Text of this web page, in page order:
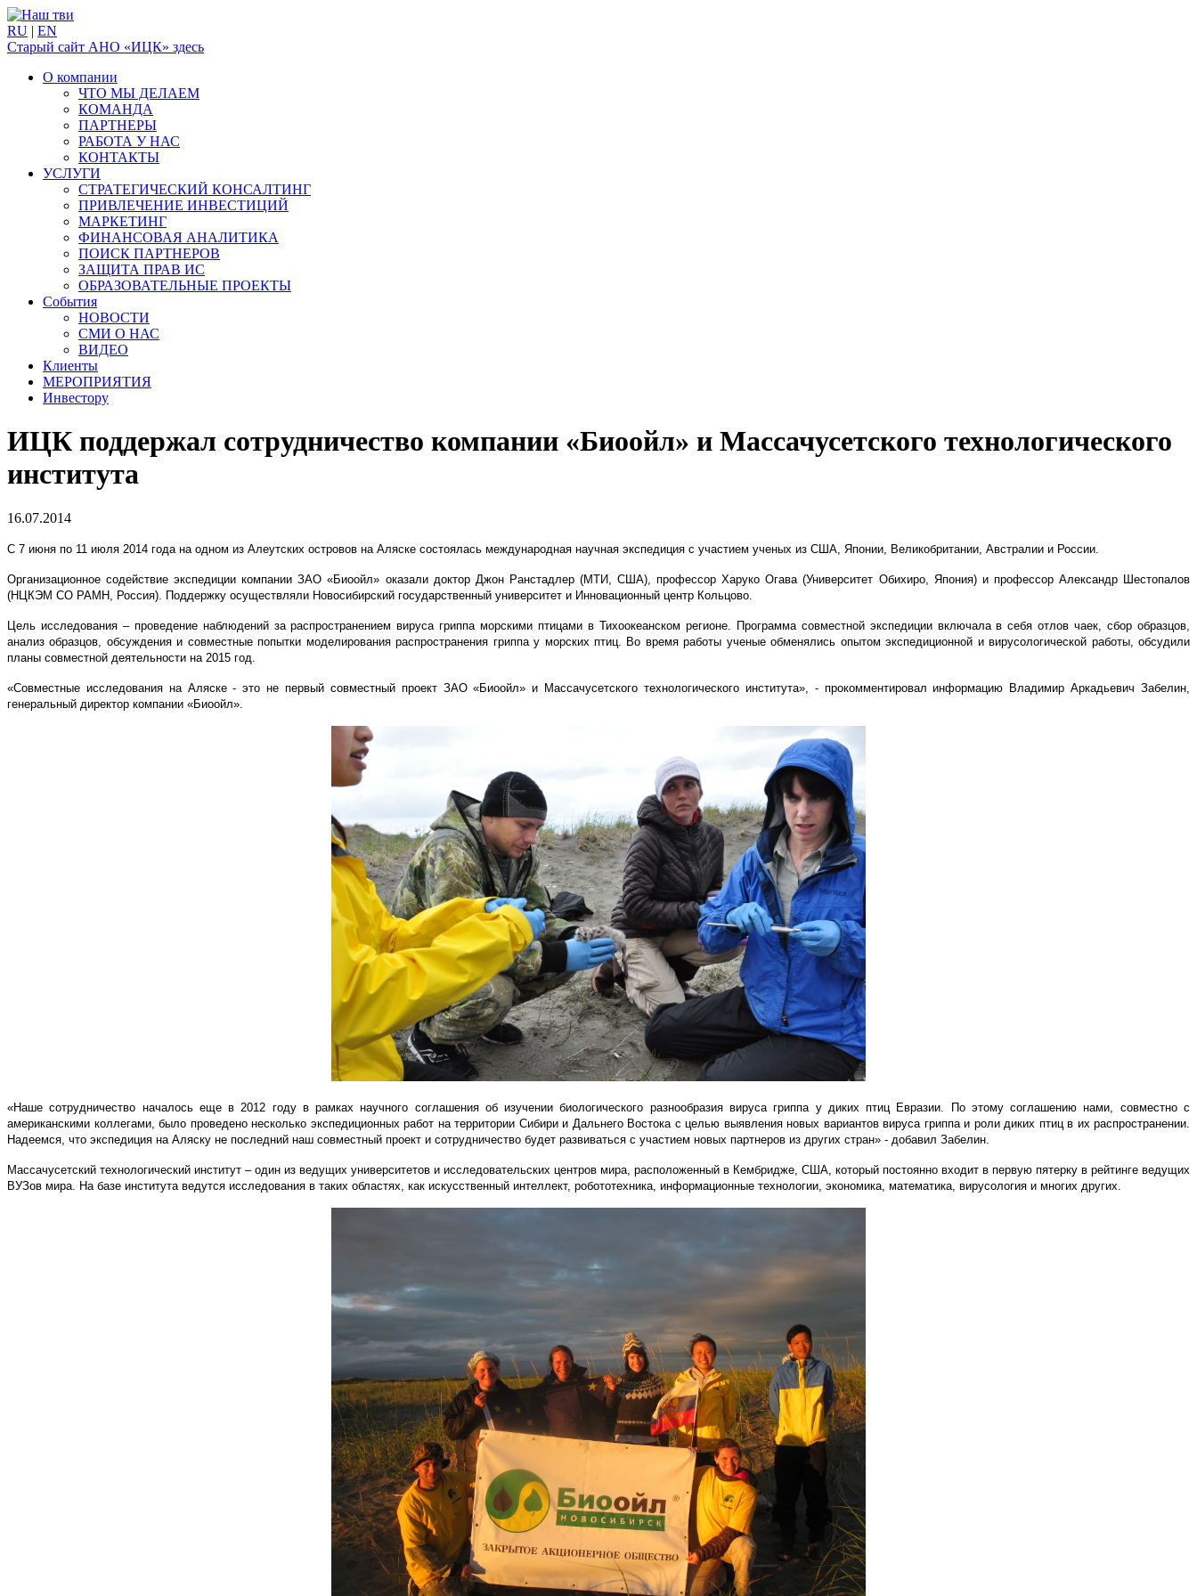
RU | EN
Старый сайт АНО «ИЦК» здесь
О компании
ЧТО МЫ ДЕЛАЕМ
КОМАНДА
ПАРТНЕРЫ
РАБОТА У НАС
КОНТАКТЫ
УСЛУГИ
СТРАТЕГИЧЕСКИЙ КОНСАЛТИНГ
ПРИВЛЕЧЕНИЕ ИНВЕСТИЦИЙ
МАРКЕТИНГ
ФИНАНСОВАЯ АНАЛИТИКА
ПОИСК ПАРТНЕРОВ
ЗАЩИТА ПРАВ ИС
ОБРАЗОВАТЕЛЬНЫЕ ПРОЕКТЫ
События
НОВОСТИ
СМИ О НАС
ВИДЕО
Клиенты
МЕРОПРИЯТИЯ
Инвестору
ИЦК поддержал сотрудничество компании «Биоойл» и Массачусетского технологического
института
16.07.2014
С 7 июня по 11 июля 2014 года на одном из Алеутских островов на Аляске состоялась международная научная экспедиция с участием ученых из США, Японии, Великобритании, Австралии и России.
Организационное содействие экспедиции компании ЗАО «Биоойл» оказали доктор Джон Ранстадлер (МТИ, США), профессор Харуко Огава (Университет Обихиро, Япония) и профессор Александр Шестопалов
(НЦКЭМ СО РАМН, Россия). Поддержку осуществляли Новосибирский государственный университет и Инновационный центр Кольцово.
Цель исследования – проведение наблюдений за распространением вируса гриппа морскими птицами в Тихоокеанском регионе. Программа совместной экспедиции включала в себя отлов чаек, сбор образцов,
анализ образцов, обсуждения и совместные попытки моделирования распространения гриппа у морских птиц. Во время работы ученые обменялись опытом экспедиционной и вирусологической работы, обсудили
планы совместной деятельности на 2015 год.
«Совместные исследования на Аляске - это не первый совместный проект ЗАО «Биоойл» и Массачусетского технологического института», - прокомментировал информацию Владимир Аркадьевич Забелин,
генеральный директор компании «Биоойл».
«Наше сотрудничество началось еще в 2012 году в рамках научного соглашения об изучении биологического разнообразия вируса гриппа у диких птиц Евразии. По этому соглашению нами, совместно с
американскими коллегами, было проведено несколько экспедиционных работ на территории Сибири и Дальнего Востока с целью выявления новых вариантов вируса гриппа и роли диких птиц в их распространении.
Надеемся, что экспедиция на Аляску не последний наш совместный проект и сотрудничество будет развиваться с участием новых партнеров из других стран» - добавил Забелин.
Массачусетский технологический институт – один из ведущих университетов и исследовательских центров мира, расположенный в Кембридже, США, который постоянно входит в первую пятерку в рейтинге ведущих
ВУЗов мира. На базе института ведутся исследования в таких областях, как искусственный интеллект, робототехника, информационные технологии, экономика, математика, вирусология и многих других.